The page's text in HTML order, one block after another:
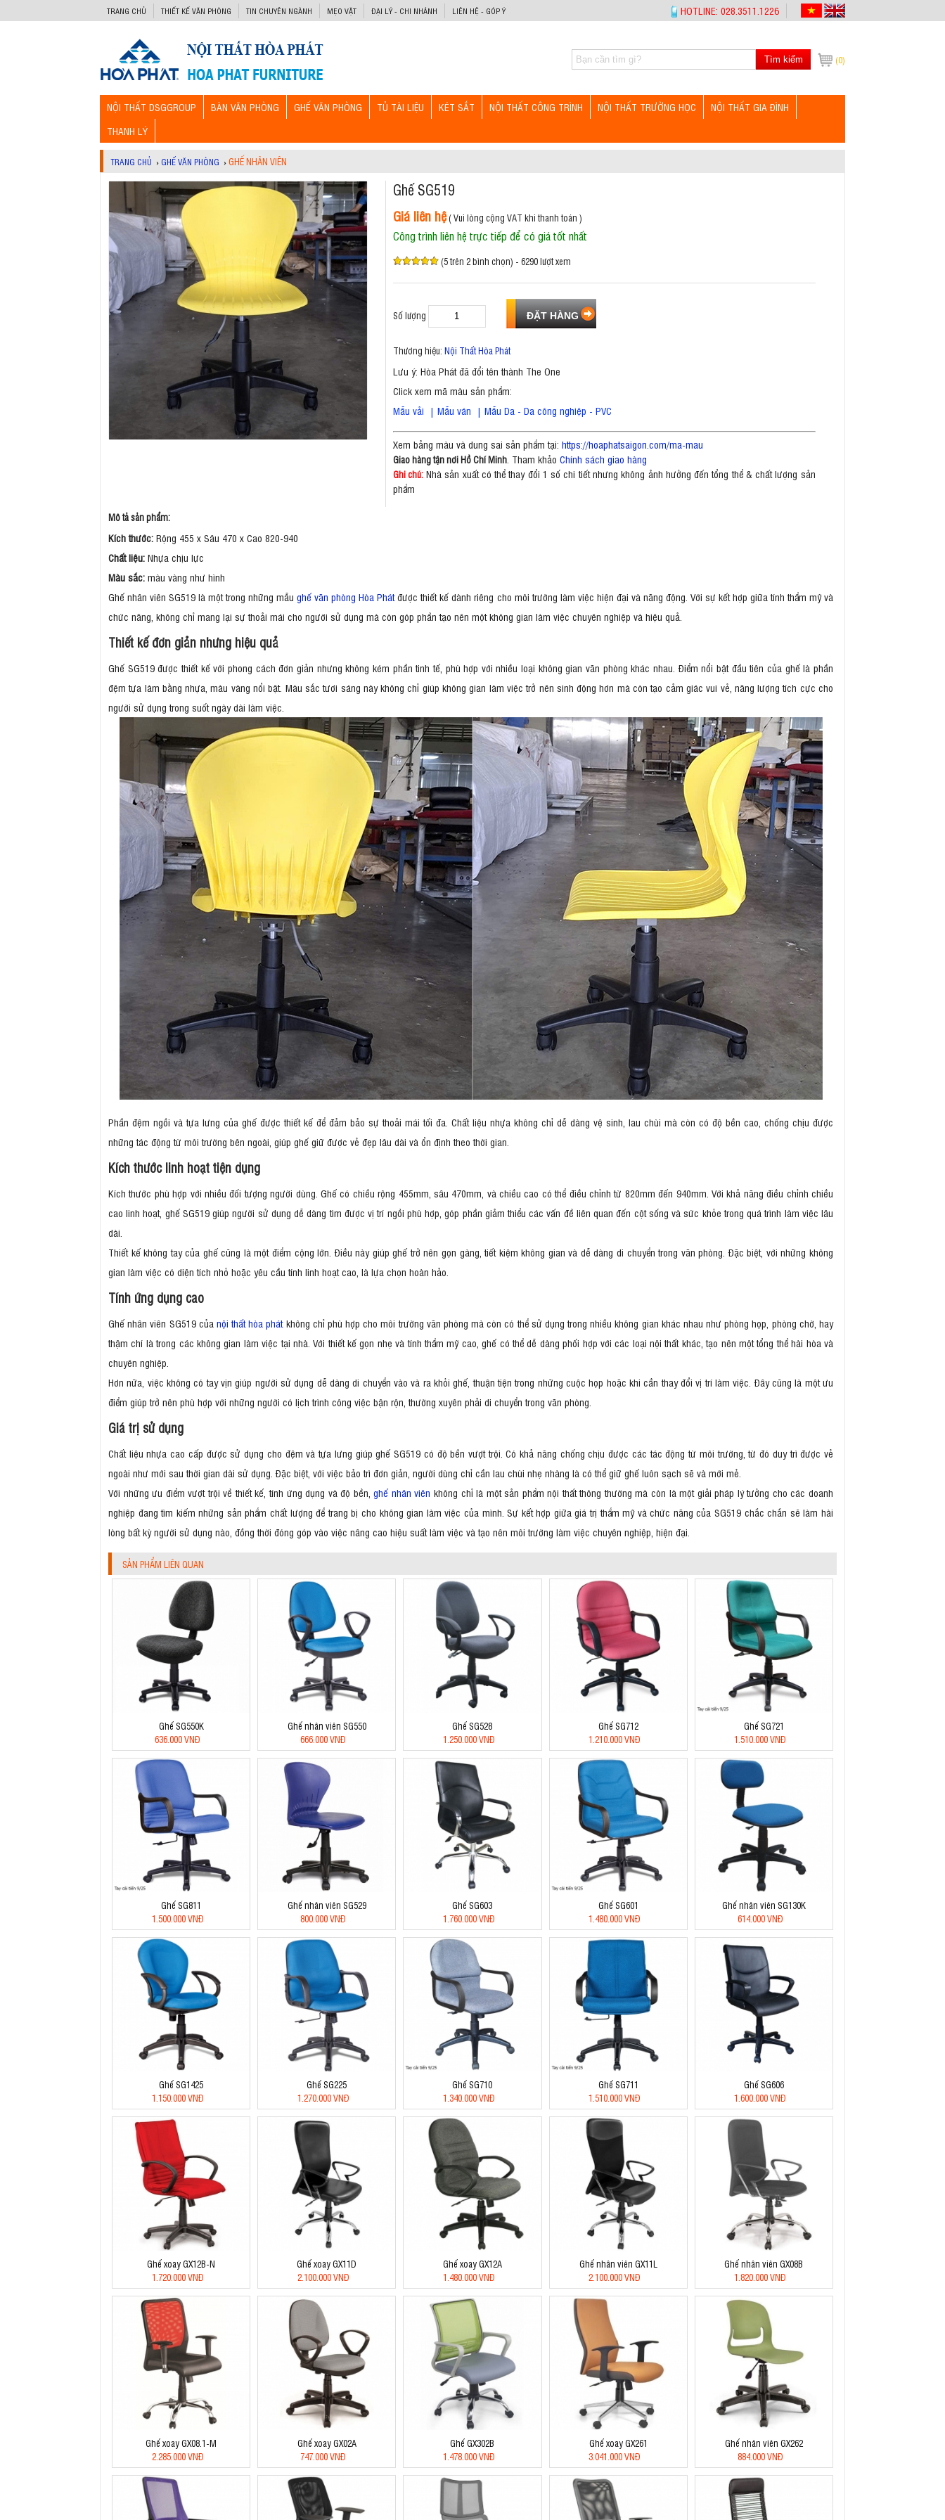
TRANG CHỦ THIẾT KẾ VĂN PHÒNG TIN CHUYÊN NGÀNH MẸO VẶT ĐẠI LÝ - CHI NHÁNH LIÊN HỆ - GÓP Ý HOTLINE: 028.3511.1226
(0)
Tìm kiếm
NỘI THẤT DSGGROUP BÀN VĂN PHÒNG GHẾ VĂN PHÒNG TỦ TÀI LIỆU KÉT SẮT NỘI THẤT CÔNG TRÌNH NỘI THẤT TRƯỜNG HỌC
NỘI THẤT GIA ĐÌNH
THANH LÝ
TRANG CHỦ › GHẾ VĂN PHÒNG ›GHẾ NHÂN VIÊN
Ghế SG519
Giá liên hệ( Vui lòng cộng VAT khi thanh toán )
Công trình liên hệ trực tiếp để có giá tốt nhất
(5 trên 2 bình chọn) - 6290 lượt xem
Số lượng
Thương hiệu: Nội Thất Hòa Phát
Lưu ý: Hòa Phát đã đổi tên thành The One
Click xem mã màu sản phẩm:
Mẫu vải | Mẫu ván | Mẫu Da - Da công nghiệp - PVC
Xem bảng màu và dung sai sản phẩm tại: https://hoaphatsaigon.com/ma-mau
Giao hàng tận nơi Hồ Chí Minh. Tham khảo Chính sách giao hàng
Ghi chú:Nhà sản xuất có thể thay đổi 1 số chi tiết nhưng không ảnh hưởng đến tổng thể & chất lượng sản
phẩm
Mô tả sản phẩm:
Kích thước: Rộng 455 x Sâu 470 x Cao 820-940
Chất liệu: Nhựa chịu lực
Màu sắc: màu vàng như hình
Ghế nhân viên SG519 là một trong những mẫughế văn phòng Hòa Phátđược thiết kế dành riêng cho môi trường làm việc hiện đại và năng động. Với sự kết hợp giữa tính thẩm mỹ và
chức năng, không chỉ mang lại sự thoải mái cho người sử dụng mà còn góp phần tạo nên một không gian làm việc chuyên nghiệp và hiệu quả.
Thiết kế đơn giản nhưng hiệu quả
Ghế SG519 được thiết kế với phong cách đơn giản nhưng không kém phần tinh tế, phù hợp với nhiều loại không gian văn phòng khác nhau. Điểm nổi bật đầu tiên của ghế là phần
đệm tựa làm bằng nhựa, màu vàng nổi bật. Màu sắc tươi sáng này không chỉ giúp không gian làm việc trở nên sinh động hơn mà còn tạo cảm giác vui vẻ, năng lượng tích cực cho
người sử dụng trong suốt ngày dài làm việc.
Phần đệm ngồi và tựa lưng của ghế được thiết kế để đảm bảo sự thoải mái tối đa. Chất liệu nhựa không chỉ dễ dàng vệ sinh, lau chùi mà còn có độ bền cao, chống chịu được
những tác động từ môi trường bên ngoài, giúp ghế giữ được vẻ đẹp lâu dài và ổn định theo thời gian.
Kích thước linh hoạt tiện dụng
Kích thước phù hợp với nhiều đối tượng người dùng. Ghế có chiều rộng 455mm, sâu 470mm, và chiều cao có thể điều chỉnh từ 820mm đến 940mm. Với khả năng điều chỉnh chiều
cao linh hoạt, ghế SG519 giúp người sử dụng dễ dàng tìm được vị trí ngồi phù hợp, góp phần giảm thiểu các vấn đề liên quan đến cột sống và sức khỏe trong quá trình làm việc lâu
dài.
Thiết kế không tay của ghế cũng là một điểm cộng lớn. Điều này giúp ghế trở nên gọn gàng, tiết kiệm không gian và dễ dàng di chuyển trong văn phòng. Đặc biệt, với những không
gian làm việc có diện tích nhỏ hoặc yêu cầu tính linh hoạt cao, là lựa chọn hoàn hảo.
Tính ứng dụng cao
Ghế nhân viên SG519 của nội thất hòa phátkhông chỉ phù hợp cho môi trường văn phòng mà còn có thể sử dụng trong nhiều không gian khác nhau như phòng họp, phòng chờ, hay
thậm chí là trong các không gian làm việc tại nhà. Với thiết kế gọn nhẹ và tính thẩm mỹ cao, ghế có thể dễ dàng phối hợp với các loại nội thất khác, tạo nên một tổng thể hài hòa và
chuyên nghiệp.
Hơn nữa, việc không có tay vịn giúp người sử dụng dễ dàng di chuyển vào và ra khỏi ghế, thuận tiện trong những cuộc họp hoặc khi cần thay đổi vị trí làm việc. Đây cũng là một ưu
điểm giúp trở nên phù hợp với những người có lịch trình công việc bận rộn, thường xuyên phải di chuyển trong văn phòng.
Giá trị sử dụng
Chất liệu nhựa cao cấp được sử dụng cho đệm và tựa lưng giúp ghế SG519 có độ bền vượt trội. Có khả năng chống chịu được các tác động từ môi trường, từ đó duy trì được vẻ
ngoài như mới sau thời gian dài sử dụng. Đặc biệt, với việc bảo trì đơn giản, người dùng chỉ cần lau chùi nhẹ nhàng là có thể giữ ghế luôn sạch sẽ và mới mẻ.
Với những ưu điểm vượt trội về thiết kế, tính ứng dụng và độ bền,ghế nhân viên không chỉ là một sản phẩm nội thất thông thường mà còn là một giải pháp lý tưởng cho các doanh
nghiệp đang tìm kiếm những sản phẩm chất lượng để trang bị cho không gian làm việc của mình. Sự kết hợp giữa giá trị thẩm mỹ và chức năng của SG519 chắc chắn sẽ làm hài
lòng bất kỳ người sử dụng nào, đồng thời đóng góp vào việc nâng cao hiệu suất làm việc và tạo nên môi trường làm việc chuyên nghiệp, hiện đại.
SẢN PHẨM LIÊN QUAN
Ghế SG550K
636.000 VNĐ
Ghế nhân viên SG550
666.000 VNĐ
Ghế SG528
1.250.000 VNĐ
Ghế SG712
1.210.000 VNĐ
Ghế SG721
1.510.000 VNĐ
Ghế SG811
1.500.000 VNĐ
Ghế nhân viên SG529
800.000 VNĐ
Ghế SG603
1.760.000 VNĐ
Ghế SG601
1.480.000 VNĐ
Ghế nhân viên SG130K
614.000 VNĐ
Ghế SG1425
1.150.000 VNĐ
Ghế SG225
1.270.000 VNĐ
Ghế SG710
1.340.000 VNĐ
Ghế SG711
1.510.000 VNĐ
Ghế SG606
1.600.000 VNĐ
Ghế xoay GX12B-N
1.720.000 VNĐ
Ghế xoay GX11D
2.100.000 VNĐ
Ghế xoay GX12A
1.480.000 VNĐ
Ghế nhân viên GX11L
2.100.000 VNĐ
Ghế nhân viên GX08B
1.820.000 VNĐ
Ghế xoay GX08.1-M
2.285.000 VNĐ
Ghế xoay GX02A
747.000 VNĐ
Ghế GX302B
1.478.000 VNĐ
Ghế xoay GX261
3.041.000 VNĐ
Ghế nhân viên GX262
884.000 VNĐ